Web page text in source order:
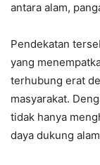
antara alam,
Pendekatan
yang
terhubung erat
masyarakat.
tidak hanya
daya dukung